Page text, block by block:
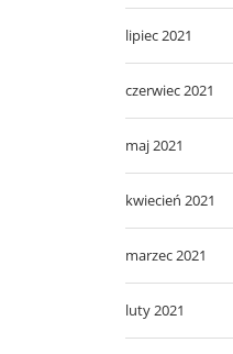
lipiec 2021
czerwiec 2021
maj 2021
kwiecień 2021
marzec 2021
luty 2021